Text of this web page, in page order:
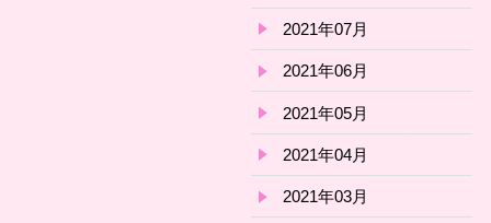
2021年07月
2021年06月
2021年05月
2021年04月
2021年03月